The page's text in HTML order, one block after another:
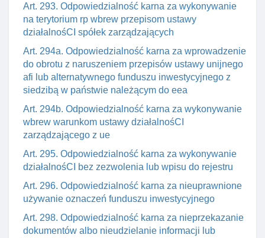
Art. 293. Odpowiedzialność karna za wykonywanie
na terytorium rp wbrew przepisom ustawy
działalnośCI spółek zarządzających
Art. 294a. Odpowiedzialność karna za wprowadzenie
do obrotu z naruszeniem przepisów ustawy unijnego
afi lub alternatywnego funduszu inwestycyjnego z
siedzibą w państwie należącym do eea
Art. 294b. Odpowiedzialność karna za wykonywanie
wbrew warunkom ustawy działalnośCI
zarządzającego z ue
Art. 295. Odpowiedzialność karna za wykonywanie
działalnośCI bez zezwolenia lub wpisu do rejestru
Art. 296. Odpowiedzialność karna za nieuprawnione
używanie oznaczeń funduszu inwestycyjnego
Art. 298. Odpowiedzialność karna za nieprzekazanie
dokumentów albo nieudzielanie informacji lub